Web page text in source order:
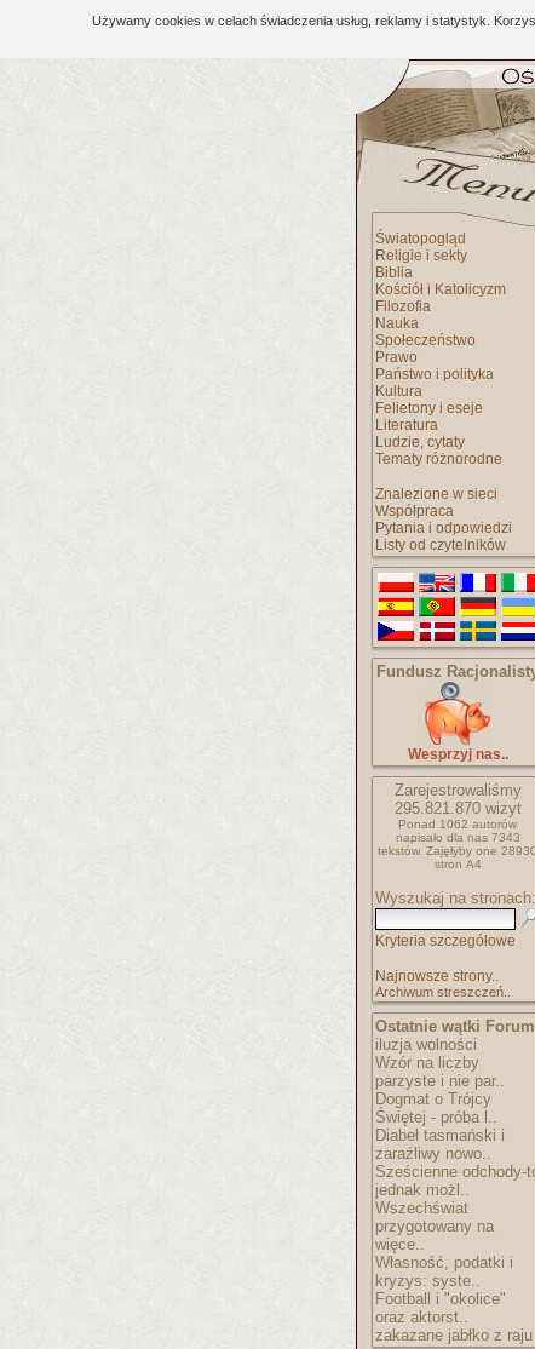
Używamy cookies w celach świadczenia usług, reklamy i statystyk.
Światopogląd
Religie i sekty
Biblia
Kościół i Katolicyzm
Filozofia
Nauka
Społeczeństwo
Prawo
Państwo i polityka
Kultura
Felietony i eseje
Literatura
Ludzie, cytaty
Tematy różnorodne
Znalezione w sieci
Współpraca
Pytania i odpowiedzi
Listy od czytelników
Fundusz
Wesprzyj nas..
Zarejestrowaliśmy
295.821.870wizyt
Ponad 1062 autorów
napisało dla nas 7343
tekstów. Zajęłyby one 28930
stron A4
Wyszukaj na stronach:
Kryteria szczegółowe
Najnowsze strony..
Archiwum streszczeń..
Ostatnie wątki Forum
iluzja wolności
Wzór na liczby
parzyste i nie par..
Dogmat o Trójcy
Świętej - próba l..
Diabeł tasmański i
zaraźliwy nowo..
Sześcienne odchody-
jednak możl..
Wszechświat
przygotowany na
więce..
Własność, podatki i
kryzys: syste..
Football i "okolice"
oraz aktorst..
zakazane jabłko z raju